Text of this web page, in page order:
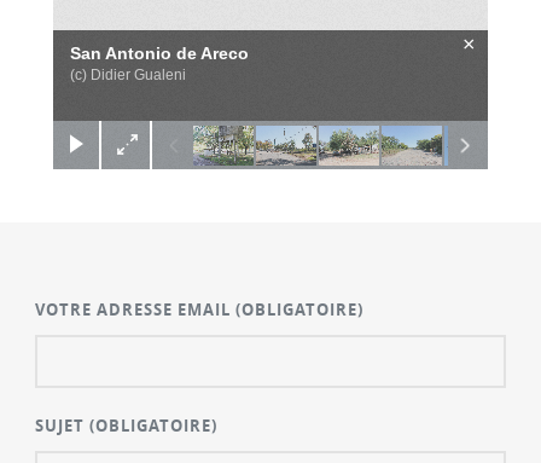
San Antonio de Areco
(c) Didier Gualeni
×
VOTRE ADRESSE EMAIL(OBLIGATOIRE)
SUJET(OBLIGATOIRE)